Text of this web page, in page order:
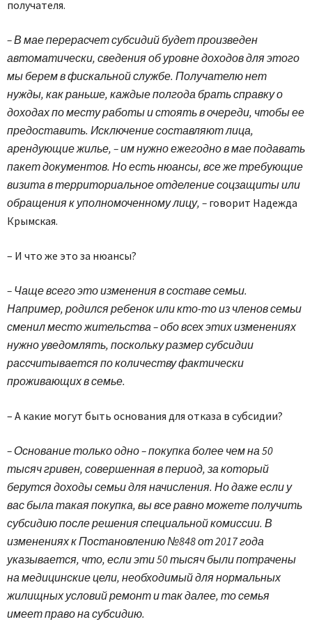
получателя.
– В мае перерасчет субсидий будет произведен
автоматически, сведения об уровне доходов для этого
мы берем в фискальной службе. Получателю нет
нужды, как раньше, каждые полгода брать справку о
доходах по месту работы и стоять в очереди, чтобы ее
предоставить. Исключение составляют лица,
арендующие жилье, – им нужно ежегодно в мае подавать
пакет документов. Но есть нюансы, все же требующие
визита в территориальное отделение соцзащиты или
обращения к уполномоченному лицу, – говорит Надежда
Крымская.
– И что же это за нюансы?
– Чаще всего это изменения в составе семьи.
Например, родился ребенок или кто-то из членов семьи
сменил место жительства – обо всех этих изменениях
нужно уведомлять, поскольку размер субсидии
рассчитывается по количеству фактически
проживающих в семье.
– А какие могут быть основания для отказа в субсидии?
– Основание только одно – покупка более чем на 50
тысяч гривен, совершенная в период, за который
берутся доходы семьи для начисления. Но даже если у
вас была такая покупка, вы все равно можете получить
субсидию после решения специальной комиссии. В
изменениях к Постановлению №848 от 2017 года
указывается, что, если эти 50 тысяч были потрачены
на медицинские цели, необходимый для нормальных
жилищных условий ремонт и так далее, то семья
имеет право на субсидию.